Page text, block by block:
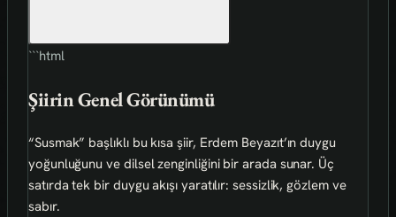
```html
Şiirin Genel Görünümü
“Susmak” başlıklı bu kısa şiir, Erdem Beyazıt’ın duygu
yoğunluğunu ve dilsel zenginliğini bir arada sunar. Üç
satırda tek bir duygu akışı yaratılır: sessizlik, gözlem ve
sabır.